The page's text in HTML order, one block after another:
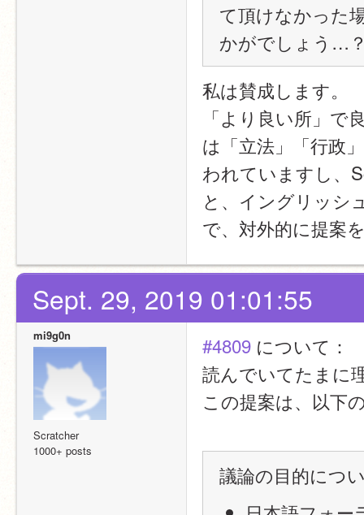
て頂けなかった
かがでしょう…
私は賛成します。
「より良い所」
は「立法」「行政
われていますし、
と、イングリッシ
で、対外的に提案
Sept. 29, 2019 01:01:55
mi9g0n
Scratcher
1000+ posts
#4809 について：
読んでいてたまに
この提案は、以下
議論の目的に